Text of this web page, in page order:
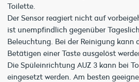
Toilette.
Der Sensor reagiert nicht auf
ist unempfindlich gegenüber
Beleuchtung. Bei der Reinigung kann
Betätigen einer Taste ausgelöst
Die Spüleinrichtung AUZ 3 kann bei
eingesetzt werden. Am besten